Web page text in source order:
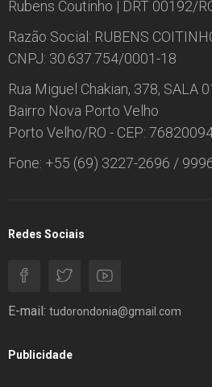
Rubens Coutinho | DRT 00192/
Razão Social: RUBENS
CNPJ: 30.637.754/0001-18
Rua Miguel Chakian, 378, SALA
Bairro Nova Porto Velho
Porto Velho/RO - CEP:
Fone: +55 (69) 3227-2696 /
Redes Sociais
E-mail: tudorondonia@gmail.com
Publicidade